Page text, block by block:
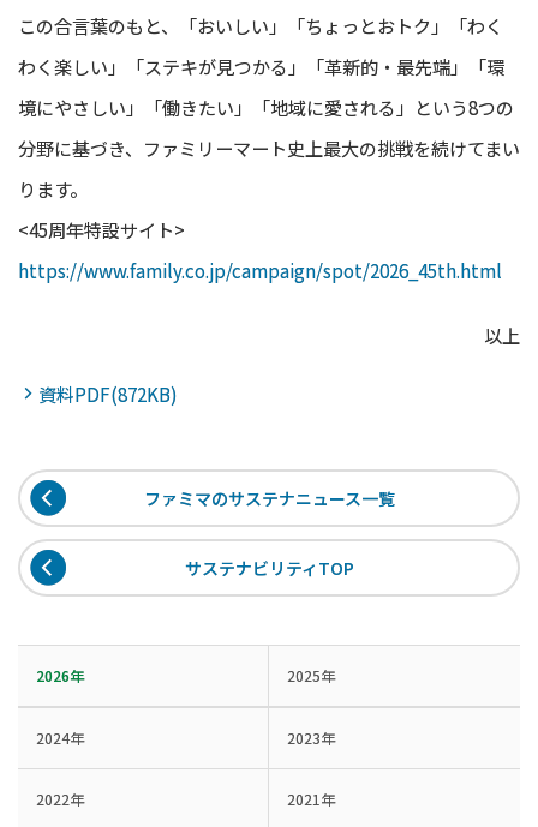
この合言葉のもと、「おいしい」「ちょっとおトク」「わく
わく楽しい」「ステキが見つかる」「革新的・最先端」「環
境にやさしい」「働きたい」「地域に愛される」という8つの
分野に基づき、ファミリーマート史上最大の挑戦を続けてまい
ります。
<45周年特設サイト>
https://www.family.co.jp/campaign/spot/2026_45th.html
以上
資料PDF(872KB)
ファミマのサステナニュース一覧
サステナビリティTOP
2026年 2025年
2024年 2023年
2022年 2021年